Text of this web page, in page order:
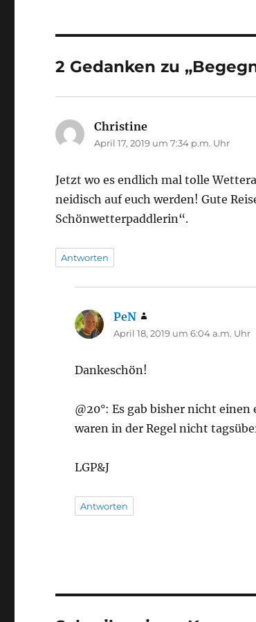
2 Gedanken zu
Christine
April 17, 2019 um 7:34 p.m. Uhr
Jetzt wo es endlich mal tolle
neidisch auf euch werden! Gute
Schönwetterpaddlerin“.
Antworten
PeN
April 18, 2019 um 6:04 a.m. Uhr
Dankeschön!
@20°: Es gab bisher nicht
waren in der Regel nicht
LGP&J
Antworten